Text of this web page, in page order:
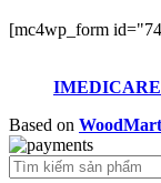
[mc4wp_form
Based on WoodMart